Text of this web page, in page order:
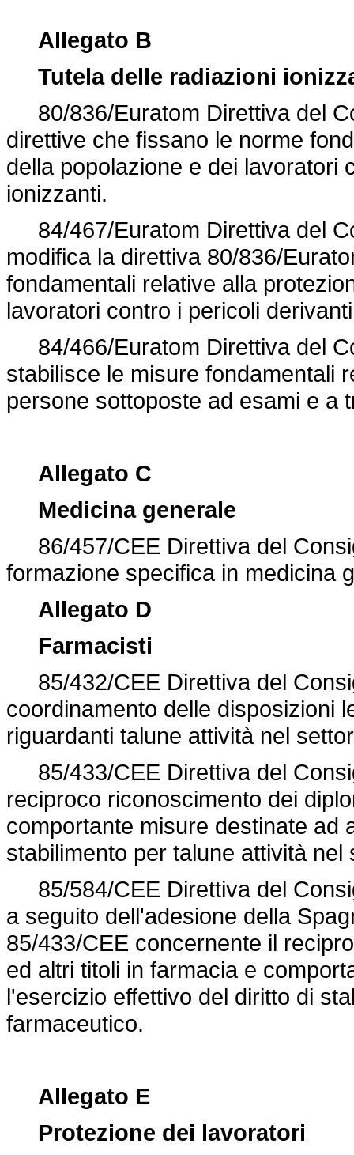
Allegato B
Tutela delle radiazioni
80/836/Euratom Direttiva del
direttive che fissano le norme
della popolazione e dei lavoratori
ionizzanti.
84/467/Euratom Direttiva del
modifica la direttiva 80/836/
fondamentali relative alla
lavoratori contro i pericoli
84/466/Euratom Direttiva del
stabilisce le misure fondamentali
persone sottoposte ad esami e a
Allegato C
Medicina generale
86/457/CEE Direttiva del
formazione specifica in medicina
Allegato D
Farmacisti
85/432/CEE Direttiva del
coordinamento delle disposizioni
riguardanti talune attività nel
85/433/CEE Direttiva del
reciproco riconoscimento dei
comportante misure destinate ad
stabilimento per talune attività
85/584/CEE Direttiva del
a seguito dell'adesione della
85/433/CEE concernente il
ed altri titoli in farmacia e
l'esercizio effettivo del diritto di
farmaceutico.
Allegato E
Protezione dei lavoratori